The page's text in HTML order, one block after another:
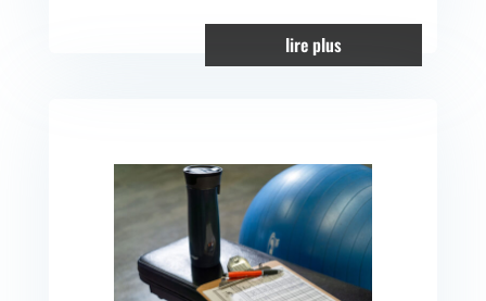
lire plus